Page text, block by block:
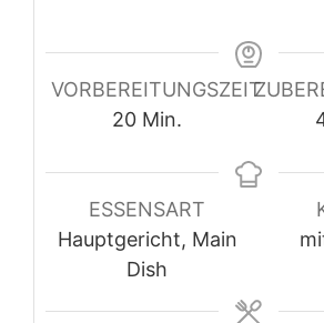
VORBEREITUNGSZEIT
20Minuten
Min.
ESSENSART
Hauptgericht, Main
Dish